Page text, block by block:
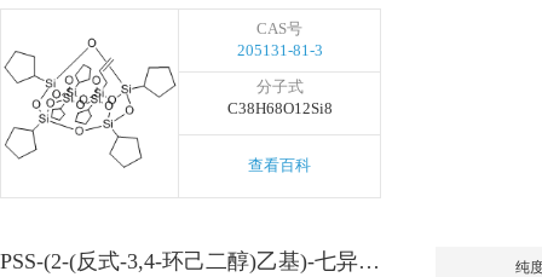
CAS号
205131-81-3
分子式
C38H68O12Si8
查看百科
PSS-(2-(反式-3,4-环己二醇)乙基)-七异丁基取代 纯